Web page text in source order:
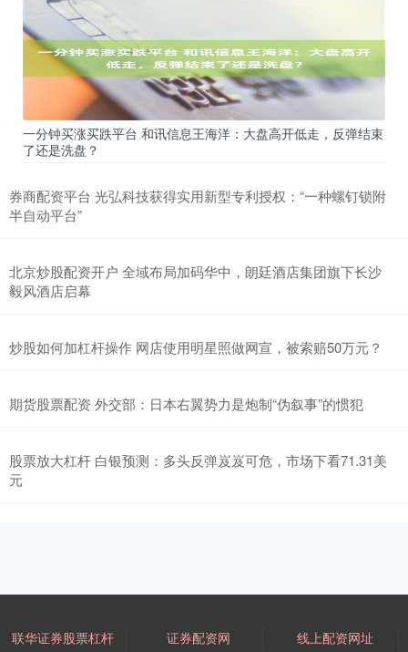
一分钟买涨买跌平台 和讯信息王海洋：大盘高开低走，反弹结束
了还是洗盘？
券商配资平台 光弘科技获得实用新型专利授权：“一种螺钉锁附
半自动平台”
北京炒股配资开户 全域布局加码华中，朗廷酒店集团旗下长沙
毅风酒店启幕
炒股如何加杠杆操作 网店使用明星照做网宣，被索赔50万元？
期货股票配资 外交部：日本右翼势力是炮制“伪叙事”的惯犯
股票放大杠杆 白银预测：多头反弹岌岌可危，市场下看71.31美
元
联华证券股票杠杆 证券配资网 线上配资网址